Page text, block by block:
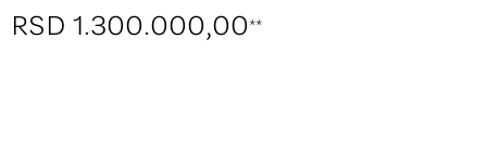
RSD 1.300.000,00**